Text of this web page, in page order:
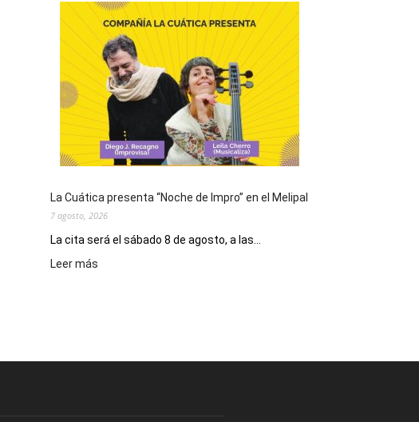
conmemora
el
Día
de
San
Cayetano,
patrono
del
pan
y
trabajo
La Cuática presenta “Noche de Impro” en el Melipal
7 agosto, 2026
La cita será el sábado 8 de agosto, a las...
Leer más
Impro”